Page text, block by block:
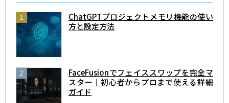
ChatGPTプロジェクトメモリ機能の使い
方と設定方法
FaceFusionでフェイススワップを完全マ
スター｜初心者からプロまで使える詳細
ガイド